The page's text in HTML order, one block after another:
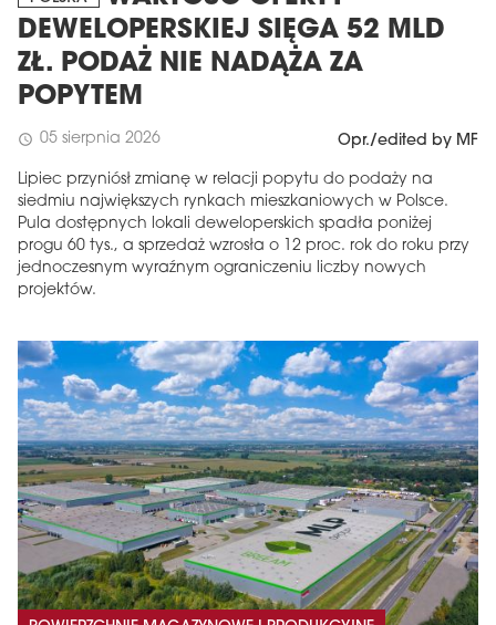
DEWELOPERSKIEJ SIĘGA 52 MLD
ZŁ. PODAŻ NIE NADĄŻA ZA
POPYTEM
schedule 05 sierpnia 2026 Opr./edited by MF
Lipiec przyniósł zmianę w relacji popytu do podaży na
siedmiu największych rynkach mieszkaniowych w Polsce.
Pula dostępnych lokali deweloperskich spadła poniżej
progu 60 tys., a sprzedaż wzrosła o 12 proc. rok do roku przy
jednoczesnym wyraźnym ograniczeniu liczby nowych
projektów.
MAGAZYN
CZERWIEC 2026
Więcej w tym wydaniu
arrow_forward
Zamów teraz!